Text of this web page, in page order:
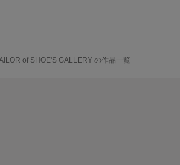
of SHOE'S GALLERY の作品一覧